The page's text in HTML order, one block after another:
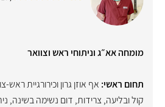
מומחה אא״ג וניתוחי ראש וצוואר
תחום ראשי: אף אוזן גרון וכירורגיית ראש-
קול ובליעה, צרידות, דום נשימה בשינה,